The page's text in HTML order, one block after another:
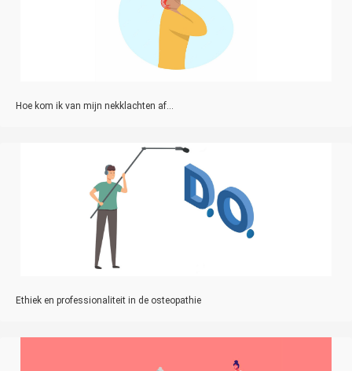
Hoe kom ik van mijn nekklachten af...
Ethiek en professionaliteit in de osteopathie